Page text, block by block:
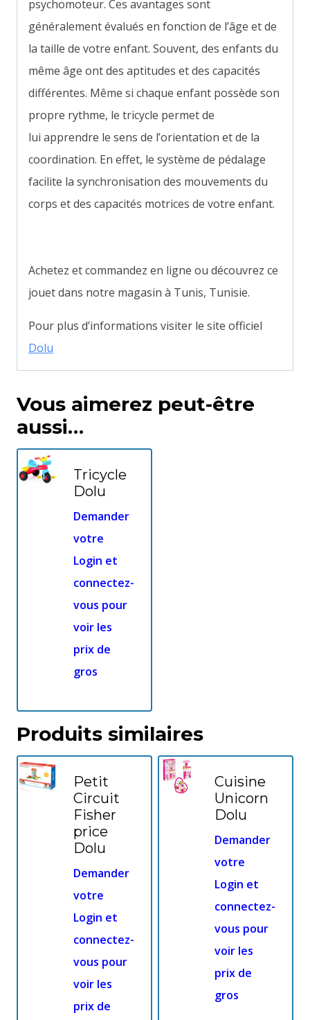
psychomoteur. Ces avantages sont
généralement évalués en fonction de l’âge et de
la taille de votre enfant. Souvent, des enfants du
même âge ont des aptitudes et des capacités
différentes. Même si chaque enfant possède son
propre rythme, le tricycle permet de
lui apprendre le sens de l’orientation et de la
coordination. En effet, le système de pédalage
facilite la synchronisation des mouvements du
corps et des capacités motrices de votre enfant.
Achetez et commandez en ligne ou découvrez ce
jouet dans notre magasin à Tunis, Tunisie.
Pour plus d’informations visiter le site officiel
Dolu
Vous aimerez peut-être
aussi…
Tricycle
Dolu
Demander
votre
Login et
connectez-
vous pour
voir les
prix de
gros
Produits similaires
Petit
Circuit
Fisher
price
Dolu
Demander
votre
Login et
connectez-
vous pour
voir les
prix de
Cuisine
Unicorn
Dolu
Demander
votre
Login et
connectez-
vous pour
voir les
prix de
gros